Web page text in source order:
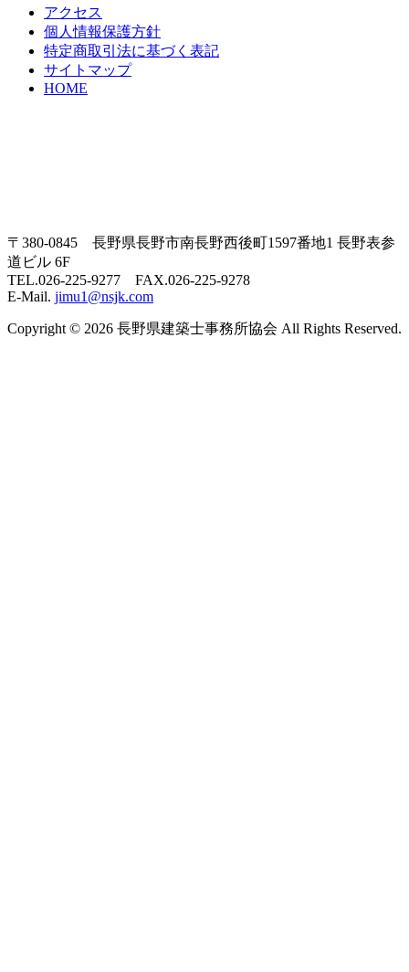
アクセス
個人情報保護方針
特定商取引法に基づく表記
サイトマップ
HOME
〒380-0845 長野県長野市南長野西後町1597番地1 長野表参
道ビル 6F
TEL.026-225-9277 FAX.026-225-9278
E-Mail. jimu1@nsjk.com
Copyright © 2026 長野県建築士事務所協会 All Rights Reserved.